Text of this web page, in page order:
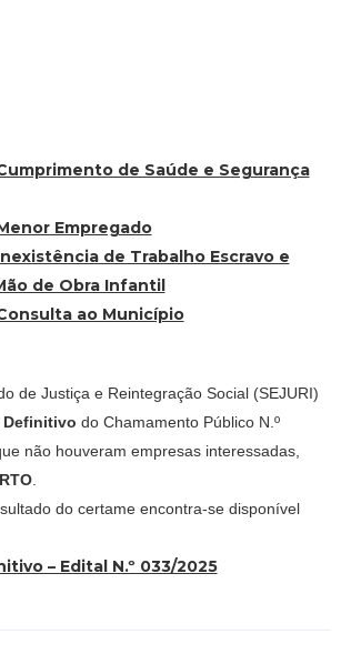
de Saúde e Segurança
Empregado
de Trabalho Escravo e
de Obra Infantil
ao Município
de Justiça e Reintegração Social (SEJURI)
Definitivo do Chamamento Público N.º
não houveram empresas interessadas,
.
do certame encontra-se disponível
– Edital N.º 033/2025